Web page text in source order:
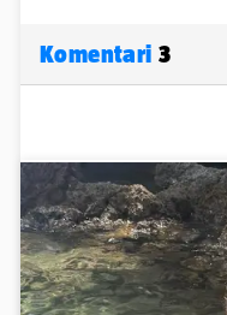
Komentari 3